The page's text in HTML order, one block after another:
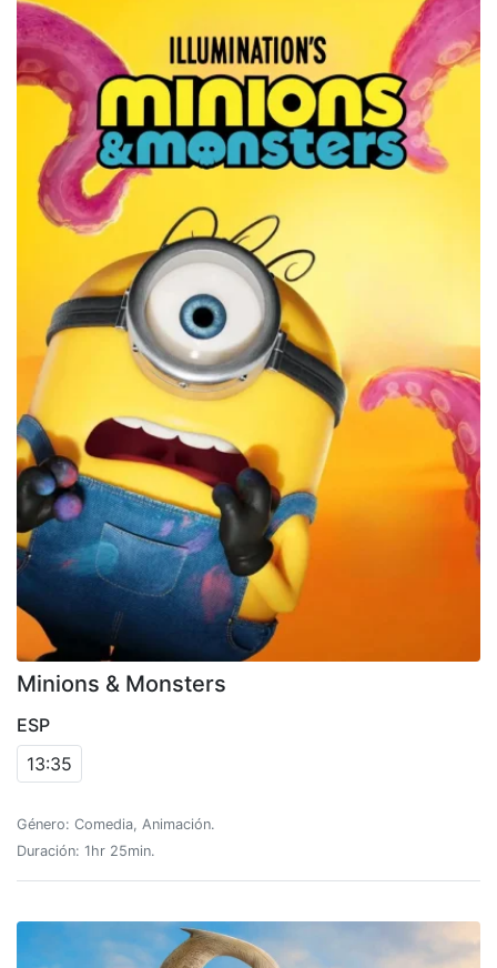
Minions & Monsters
ESP
13:35
Género: Comedia, Animación.
Duración: 1hr 25min.